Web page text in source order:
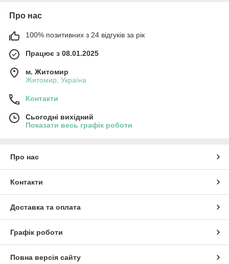
Про нас
100% позитивних з 24 відгуків за рік
Працює з 08.01.2025
м. Житомир
Житомир, Україна
Контакти
Сьогодні вихідний
Показати весь графік роботи
Про нас
Контакти
Доставка та оплата
Графік роботи
Повна версія сайту